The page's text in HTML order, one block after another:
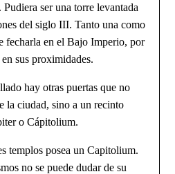
ser una torre levantada
del siglo III. Tanto una como
fecharla en el Bajo Imperio, por
sus proximidades.
hay otras puertas que no
la ciudad, sino a un recinto
o Cápitolium.
templos posea un Capitolium.
no se puede dudar de su